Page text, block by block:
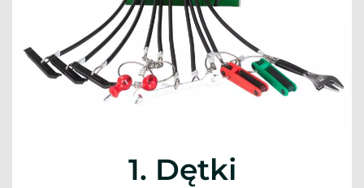
1. Dętki